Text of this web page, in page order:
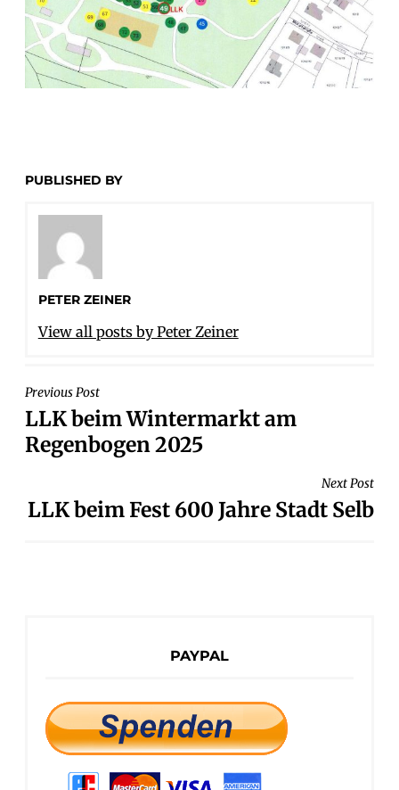
PUBLISHED BY
PETER ZEINER
View all posts by Peter Zeiner
BEITRAGSNAVIGATION
Previous Post
LLK beim Wintermarkt am
Regenbogen 2025
Next Post
LLK beim Fest 600 Jahre Stadt Selb
PAYPAL